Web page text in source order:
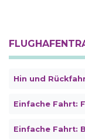
Hin und
Einfache Fahrt:
Einfache Fahrt: